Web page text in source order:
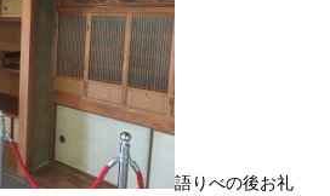
語りべの後お礼